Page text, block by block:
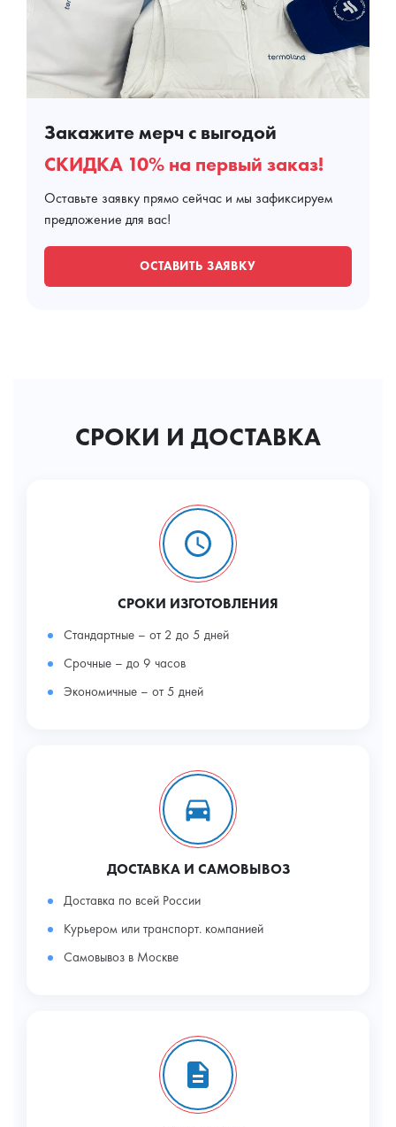
Закажите мерч с выгодой
СКИДКА 10% на первый заказ!
Оставьте заявку прямо сейчас и мы зафиксируем
предложение для вас!
ОСТАВИТЬ ЗАЯВКУ
СРОКИ И ДОСТАВКА
СРОКИ ИЗГОТОВЛЕНИЯ
Стандартные – от 2 до 5 дней
Срочные – до 9 часов
Экономичные – от 5 дней
ДОСТАВКА И САМОВЫВОЗ
Доставка по всей России
Курьером или транспорт. компанией
Самовывоз в Москве